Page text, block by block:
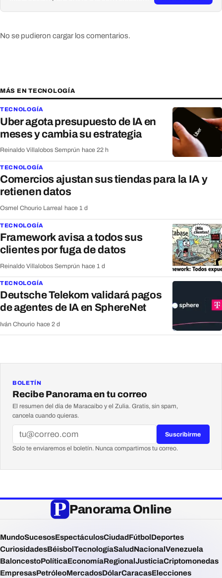
No se pudieron cargar los comentarios.
MÁS EN TECNOLOGÍA
TECNOLOGÍA
Uber agota presupuesto de IA en
meses y cambia su estrategia
Reinaldo Villalobos Semprún hace 22 h
TECNOLOGÍA
Comercios ajustan sus tiendas para la IA y
retienen datos
Osmel Chourio Larreal hace 1 d
TECNOLOGÍA
Framework avisa a todos sus
clientes por fuga de datos
Reinaldo Villalobos Semprún hace 1 d
TECNOLOGÍA
Deutsche Telekom validará pagos
de agentes de IA en SphereNet
Iván Chourio hace 2 d
BOLETÍN
Recibe Panorama en tu correo
El resumen del día de Maracaibo y el Zulia. Gratis, sin spam,
cancela cuando quieras.
Suscribirme
Solo te enviaremos el boletín. Nunca compartimos tu correo.
Panorama Online
MundoSucesosEspectáculosCiudadFútbol Deportes
CuriosidadesBéisbol TecnologíaSaludNacional Venezuela
BaloncestoPolíticaEconomíaRegional JusticiaCriptomonedas
EmpresasPetróleoMercadosDólarCaracasElecciones